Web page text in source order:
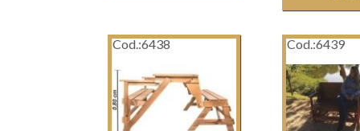
Cod.:6438 Cod.:6439